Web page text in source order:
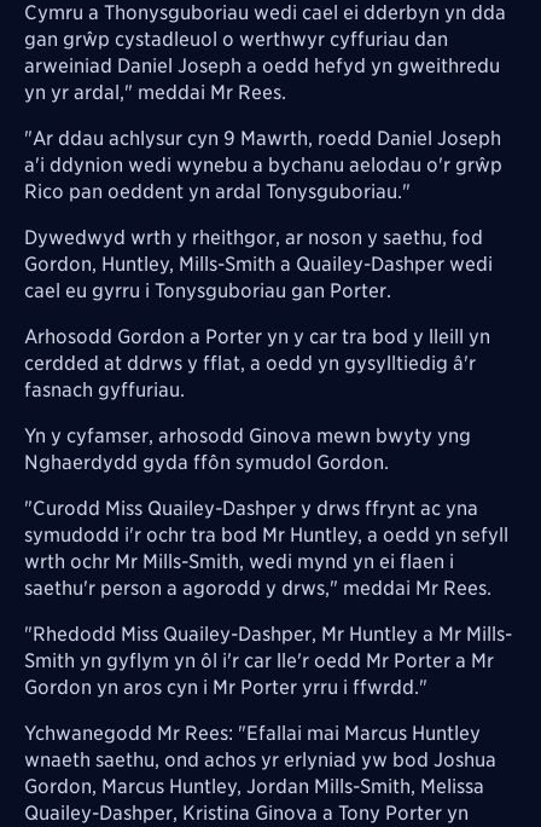
Cymru a Thonysguboriau wedi cael ei dderbyn yn dda
gan grŵp cystadleuol o werthwyr cyffuriau dan
arweiniad Daniel Joseph a oedd hefyd yn gweithredu
yn yr ardal," meddai Mr Rees.
"Ar ddau achlysur cyn 9 Mawrth, roedd Daniel Joseph
a'i ddynion wedi wynebu a bychanu aelodau o'r grŵp
Rico pan oeddent yn ardal Tonysguboriau."
Dywedwyd wrth y rheithgor, ar noson y saethu, fod
Gordon, Huntley, Mills-Smith a Quailey-Dashper wedi
cael eu gyrru i Tonysguboriau gan Porter.
Arhosodd Gordon a Porter yn y car tra bod y lleill yn
cerdded at ddrws y fflat, a oedd yn gysylltiedig â'r
fasnach gyffuriau.
Yn y cyfamser, arhosodd Ginova mewn bwyty yng
Nghaerdydd gyda ffôn symudol Gordon.
"Curodd Miss Quailey-Dashper y drws ffrynt ac yna
symudodd i'r ochr tra bod Mr Huntley, a oedd yn sefyll
wrth ochr Mr Mills-Smith, wedi mynd yn ei flaen i
saethu'r person a agorodd y drws," meddai Mr Rees.
"Rhedodd Miss Quailey-Dashper, Mr Huntley a Mr Mills-
Smith yn gyflym yn ôl i'r car lle'r oedd Mr Porter a Mr
Gordon yn aros cyn i Mr Porter yrru i ffwrdd."
Ychwanegodd Mr Rees: "Efallai mai Marcus Huntley
wnaeth saethu, ond achos yr erlyniad yw bod Joshua
Gordon, Marcus Huntley, Jordan Mills-Smith, Melissa
Quailey-Dashper, Kristina Ginova a Tony Porter yn